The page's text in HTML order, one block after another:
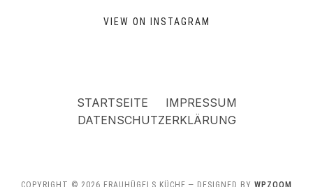
VIEW ON INSTAGRAM
STARTSEITE
IMPRESSUM
DATENSCHUTZERKLÄRUNG
COPYRIGHT © 2026 FRAUHÜGELS KÜCHE — DESIGNED BY WPZOOM